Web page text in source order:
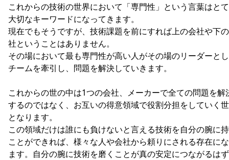
これからの技術の世界において「専門性」という言葉はと
大切なキーワードになってきます。
現在でもそうですが、技術課題を前にすれば上の会社や下
社ということはありません。
その場において最も専門性が高い人がその場のリーダーと
チームを牽引し、問題を解決していきます。
これからの世の中は1つの会社、メーカーで全ての問題を解
するのではなく、お互いの得意領域で役割分担をしていく
となります。
この領域だけは誰にも負けないと言える技術を自分の腕に
ことができれば、様々な人や会社から頼りにされる存在に
ます。自分の腕に技術を磨くことが真の安定につながるは